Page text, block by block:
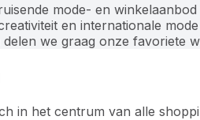
mode- en
en internationale
we graag onze favoriete
in het centrum van alle